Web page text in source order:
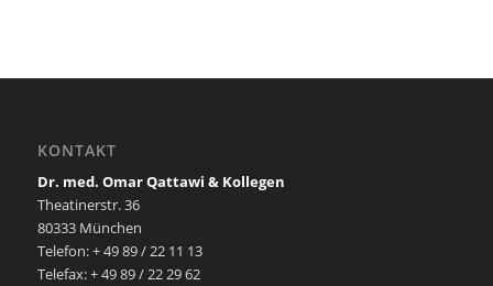
KONTAKT
Dr. med. Omar Qattawi & Kollegen
Theatinerstr. 36
80333 München
Telefon: + 49 89 / 22 11 13
Telefax: + 49 89 / 22 29 62